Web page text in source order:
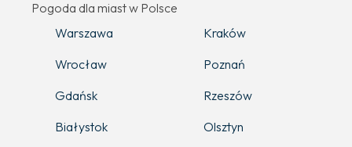
Pogoda dla miast w Polsce
Warszawa
Kraków
Wrocław
Poznań
Gdańsk
Rzeszów
Białystok
Olsztyn